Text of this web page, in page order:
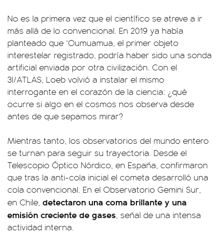
No es la primera vez que el científico se atreve a ir
más allá de lo convencional. En 2019 ya había
planteado que ‘Oumuamua, el primer objeto
interestelar registrado, podría haber sido una sonda
artificial enviada por otra civilización. Con el
3I/ATLAS, Loeb volvió a instalar el mismo
interrogante en el corazón de la ciencia: ¿qué
ocurre si algo en el cosmos nos observa desde
antes de que sepamos mirar?
Mientras tanto, los observatorios del mundo entero
se turnan para seguir su trayectoria. Desde el
Telescopio Óptico Nórdico, en España, confirmaron
que tras la anti-cola inicial el cometa desarrolló una
cola convencional. En el Observatorio Gemini Sur,
en Chile, detectaron una coma brillante y una
emisión creciente de gases, señal de una intensa
actividad interna.